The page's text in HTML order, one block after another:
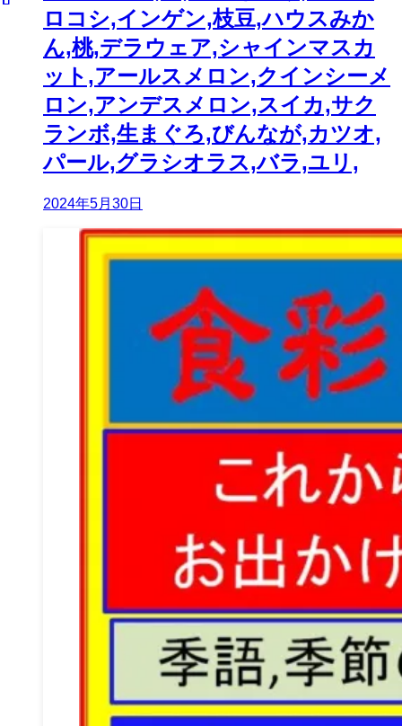
ロコシ,インゲン,枝豆,ハウスみか
ん,桃,デラウェア,シャインマスカ
ット,アールスメロン,クインシーメ
ロン,アンデスメロン,スイカ,サク
ランボ,生まぐろ,びんなが,カツオ,
パール,グラシオラス,バラ,ユリ,
2024年5月30日